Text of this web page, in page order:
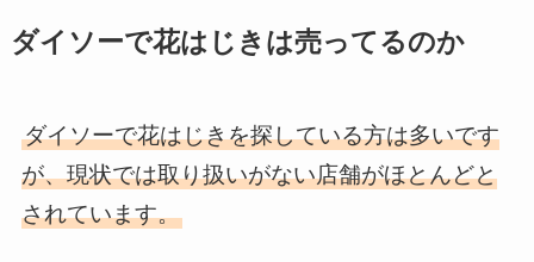
ダイソーで花はじきは売ってるのか
ダイソーで花はじきを探している方は多いです
が、現状では取り扱いがない店舗がほとんどと
されています。